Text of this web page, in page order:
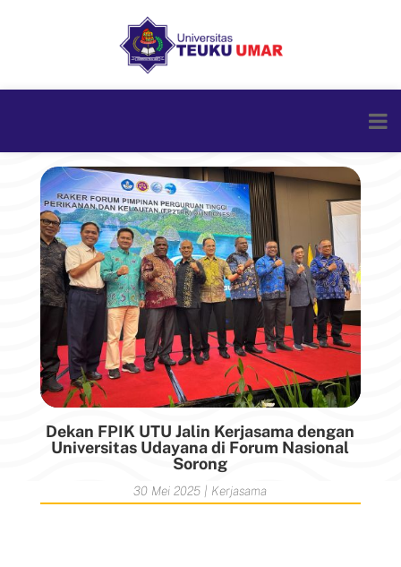
Dekan FPIK UTU Jalin Kerjasama dengan
Universitas Udayana di Forum Nasional
Sorong
30 Mei 2025 | Kerjasama